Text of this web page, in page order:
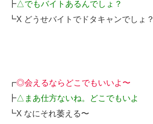
┣△でもバイトあるんでしょ？
┗X どうせバイトでドタキャンでしょ？
┏◎会えるならどこでもいいよ〜
┣△まあ仕方ないね。どこでもいよ
┗X なにそれ萎える〜